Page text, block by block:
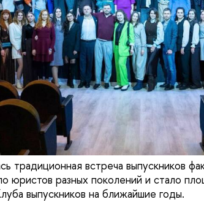
традиционная встреча выпускников
юристов разных поколений и стало
выпускников на ближайшие годы.